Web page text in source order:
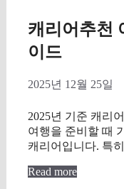
캐리어추천
이드
2025년 12월 25일
2025년 기준 캐리
여행을 준비할 때
캐리어입니다. 특
Read more